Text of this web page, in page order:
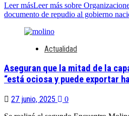
Leer másLeer más sobre
documento de repudio al gobierno
Actualidad
Aseguran que la mitad de la
“está ociosa y puede exportar
27 junio, 2025
0